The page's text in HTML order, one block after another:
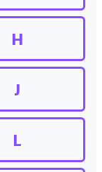
H
J
L